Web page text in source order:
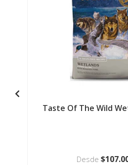
Taste Of The Wild
Desde